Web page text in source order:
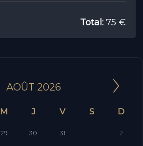
Total: 75 €
AOÛT 2026
M J V S D
29 30 31 1 2